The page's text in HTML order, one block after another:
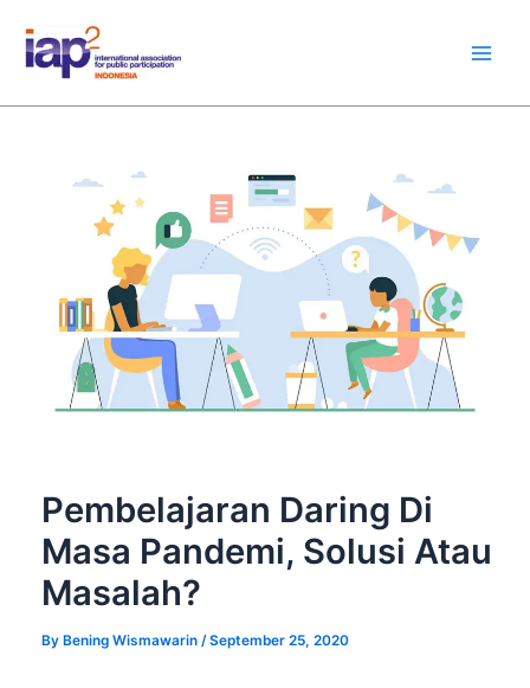
content
Pembelajaran Daring Di
Masa Pandemi, Solusi Atau
Masalah?
By Bening Wismawarin /September 25, 2020